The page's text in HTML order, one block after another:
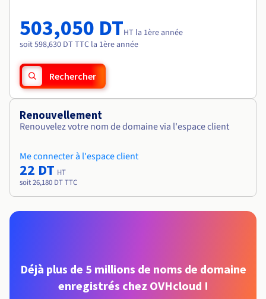
503,050 DTHT la 1ère année
soit 598,630 DT TTC la 1ère année
Rechercher
Renouvellement
Renouvelez votre nom de domaine via l'espace client
Me connecter à l'espace client
22 DT HT
soit 26,180 DT TTC
Déjà plus de 5 millions de noms de domaine
enregistrés chez OVHcloud !